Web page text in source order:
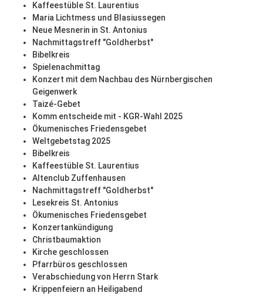
Kaffeestüble St. Laurentius
Maria Lichtmess und Blasiussegen
Neue Mesnerin in St. Antonius
Nachmittagstreff "Goldherbst"
Bibelkreis
Spielenachmittag
Konzert mit dem Nachbau des Nürnbergischen
Geigenwerk
Taizé-Gebet
Komm entscheide mit - KGR-Wahl 2025
Ökumenisches Friedensgebet
Weltgebetstag 2025
Bibelkreis
Kaffeestüble St. Laurentius
Altenclub Zuffenhausen
Nachmittagstreff "Goldherbst"
Lesekreis St. Antonius
Ökumenisches Friedensgebet
Konzertankündigung
Christbaumaktion
Kirche geschlossen
Pfarrbüros geschlossen
Verabschiedung von Herrn Stark
Krippenfeiern an Heiligabend